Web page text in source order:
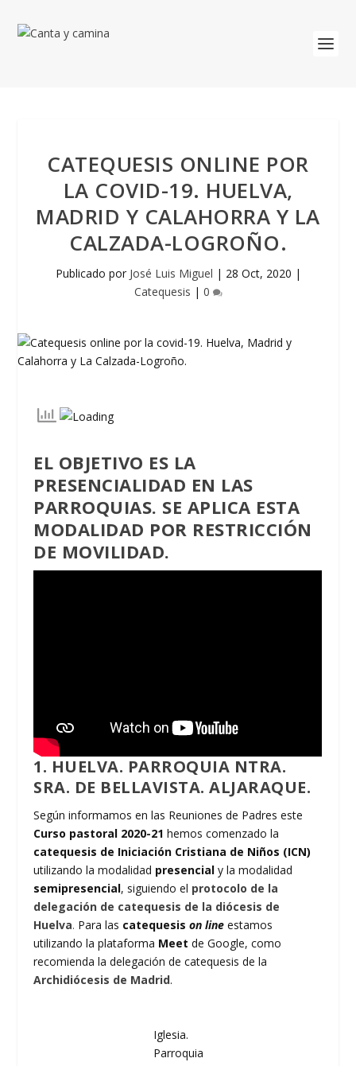
CATEQUESIS ONLINE POR
LA COVID-19. HUELVA,
MADRID Y CALAHORRA Y LA
CALZADA-LOGROÑO.
Publicado por José Luis Miguel | 28 Oct, 2020 |
Catequesis | 0
EL OBJETIVO ES LA
PRESENCIALIDAD EN LAS
PARROQUIAS. SE APLICA ESTA
MODALIDAD POR RESTRICCIÓN
DE MOVILIDAD.
1. HUELVA. PARROQUIA NTRA.
SRA. DE BELLAVISTA. ALJARAQUE.
Según informamos en las Reuniones de Padres este
Curso pastoral 2020-21hemos comenzado la
catequesis de Iniciación Cristiana de Niños (ICN)
utilizando la modalidad presencialy la modalidad
semipresencial, siguiendo el protocolo de la
delegación de catequesis de la diócesis de
Huelva. Para las catequesison line estamos
utilizando la plataforma Meet de Google, como
recomienda la delegación de catequesis de la
Archidiócesis de Madrid.
Iglesia.
Parroquia